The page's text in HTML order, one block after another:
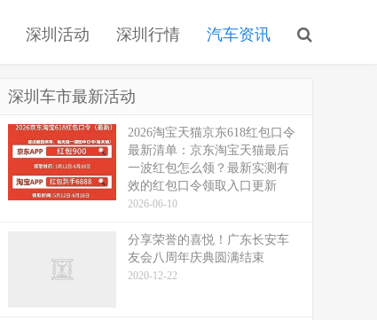
深圳活动 深圳行情 汽车资讯
深圳车市最新活动
2026淘宝天猫京东618红包口令
最新清单：京东淘宝天猫最后
一波红包怎么领？最新实测有
效的红包口令领取入口更新
2026-06-10
分享荣誉的喜悦！广东长安车
友会八周年庆典圆满结束
2020-12-22